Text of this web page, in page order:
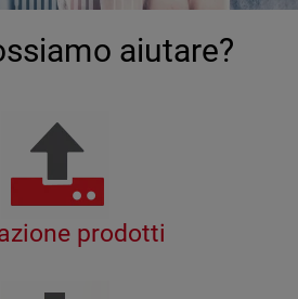
aiutare?
prodotti